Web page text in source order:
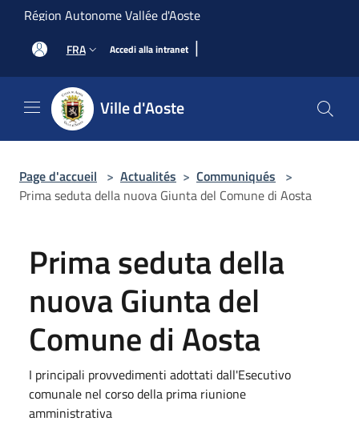
Salta al contenuto principale
Région Autonome Vallée d'Aoste
FRA Accedi alla intranet |
Ville d'Aoste
Page d'accueil > Actualités > Communiqués >
Prima seduta della nuova Giunta del Comune di Aosta
Prima seduta della
nuova Giunta del
Comune di Aosta
I principali provvedimenti adottati dall'Esecutivo
comunale nel corso della prima riunione
amministrativa